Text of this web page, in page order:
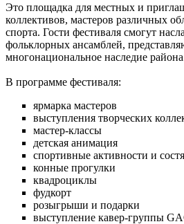
Это площадка для местных и
коллективов, мастеров различных
спорта. Гости фестиваля смогут
фольклорных ансамблей,
многонациональное наследие
В программе фестиваля:
ярмарка мастеров
выступления творческих
мастер-классы
детская анимация
спортивные активности и
конные прогулки
квадроциклы
фудкорт
розыгрыши и подарки
выступление кавер-группы